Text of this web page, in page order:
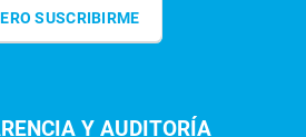
SUSCRIBIRME
Y AUDITORÍA